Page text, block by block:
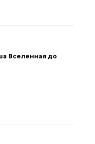
Вселенная до